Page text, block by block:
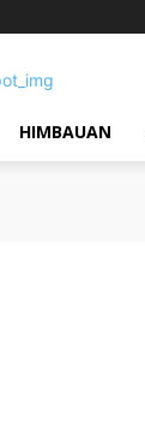
HIMBAUAN